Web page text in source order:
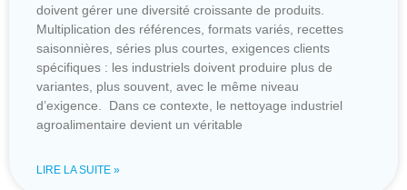
doivent gérer une diversité croissante de produits.
Multiplication des références, formats variés, recettes
saisonnières, séries plus courtes, exigences clients
spécifiques : les industriels doivent produire plus de
variantes, plus souvent, avec le même niveau
d’exigence. Dans ce contexte, le nettoyage industriel
agroalimentaire devient un véritable
LIRE LA SUITE »